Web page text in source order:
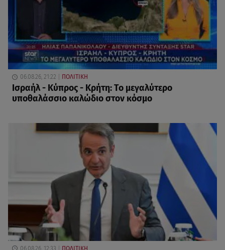
06.08.26, 21:22 ΠΟΛΙΤΙΚΗ
Ισραήλ - Κύπρος - Κρήτη: Το μεγαλύτερο
υποθαλάσσιο καλώδιο στον κόσμο
06.08.26, 12:33 ΠΟΛΙΤΙΚΗ